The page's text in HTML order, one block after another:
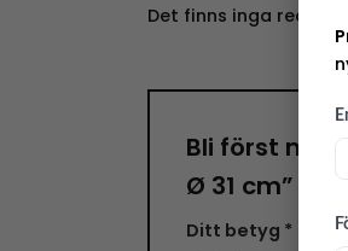
Det finns inga
Bli först med
Ø 31 cm”
Ditt betyg *